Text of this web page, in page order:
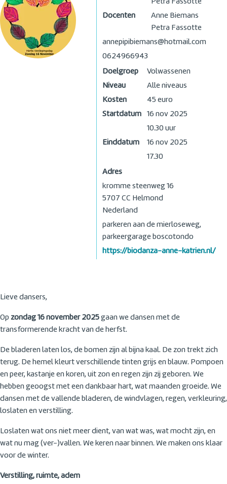
Petra Fassotte
Docenten
Anne Biemans
Petra Fassotte
annepipibiemans@hotmail.com
0624966943
Doelgroep
Volwassenen
Niveau
Alle niveaus
Kosten
45 euro
Startdatum
16 nov 2025
10.30 uur
Einddatum
16 nov 2025
17.30
Adres
kromme steenweg 16
5707 CC Helmond
Nederland
parkeren aan de mierloseweg,
parkeergarage boscotondo
https://biodanza-anne-katrien.nl/
Lieve dansers,
Op zondag 16 november 2025 gaan we dansen met de
transformerende kracht van de herfst.
De bladeren laten los, de bomen zijn al bijna kaal. De zon trekt zich
terug. De hemel kleurt verschillende tinten grijs en blauw. Pompoen
en peer, kastanje en koren, uit zon en regen zijn zij geboren. We
hebben geoogst met een dankbaar hart, wat maanden groeide. We
dansen met de vallende bladeren, de windvlagen, regen, verkleuring,
loslaten en verstilling.
Loslaten wat ons niet meer dient, van wat was, wat mocht zijn, en
wat nu mag (ver-)vallen. We keren naar binnen. We maken ons klaar
voor de winter.
Verstilling, ruimte, adem